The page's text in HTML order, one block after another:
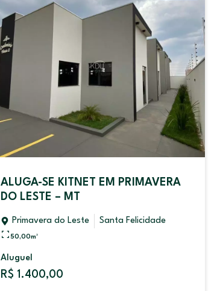
ALUGA-SE KITNET EM PRIMAVERA
DO LESTE – MT
Primavera do Leste Santa Felicidade
50,00m²
Aluguel
R$ 1.400,00